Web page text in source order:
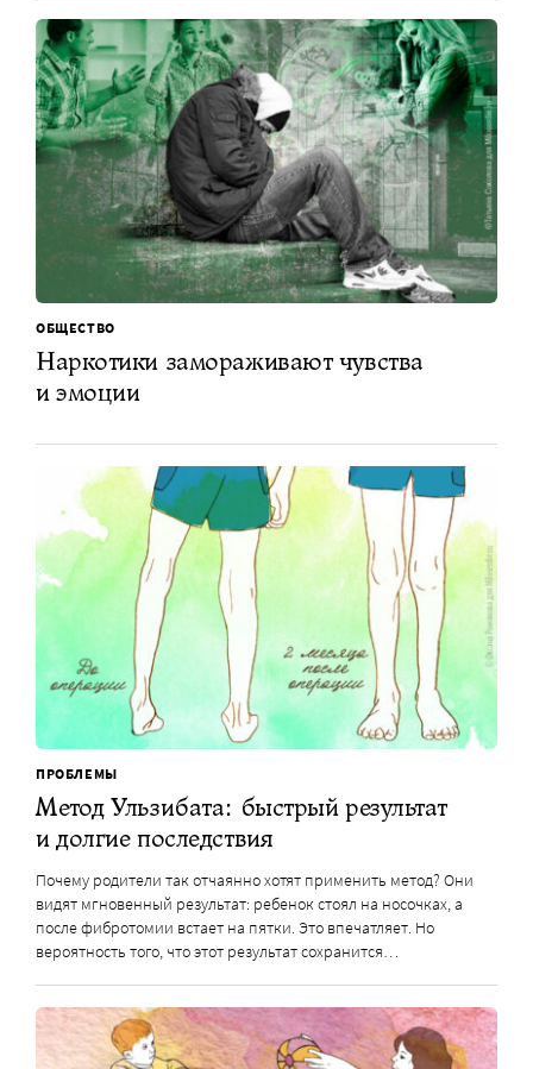
ОБЩЕСТВО
Наркотики замораживают чувства
и эмоции
ПРОБЛЕМЫ
Метод Ульзибата: быстрый результат
и долгие последствия
Почему родители так отчаянно хотят применить метод? Они
видят мгновенный результат: ребенок стоял на носочках, а
после фибротомии встает на пятки. Это впечатляет. Но
вероятность того, что этот результат сохранится…